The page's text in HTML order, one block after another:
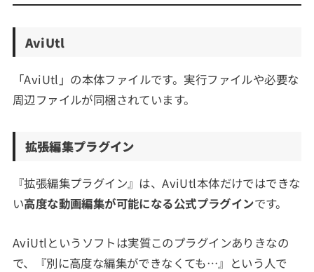
AviUtl
「AviUtl」の本体ファイルです。実行ファイルや必要な
周辺ファイルが同梱されています。
拡張編集プラグイン
『拡張編集プラグイン』は、AviUtl本体だけではできな
い高度な動画編集が可能になる公式プラグインです。
AviUtlというソフトは実質このプラグインありきなの
で、『別に高度な編集ができなくても…』という人で